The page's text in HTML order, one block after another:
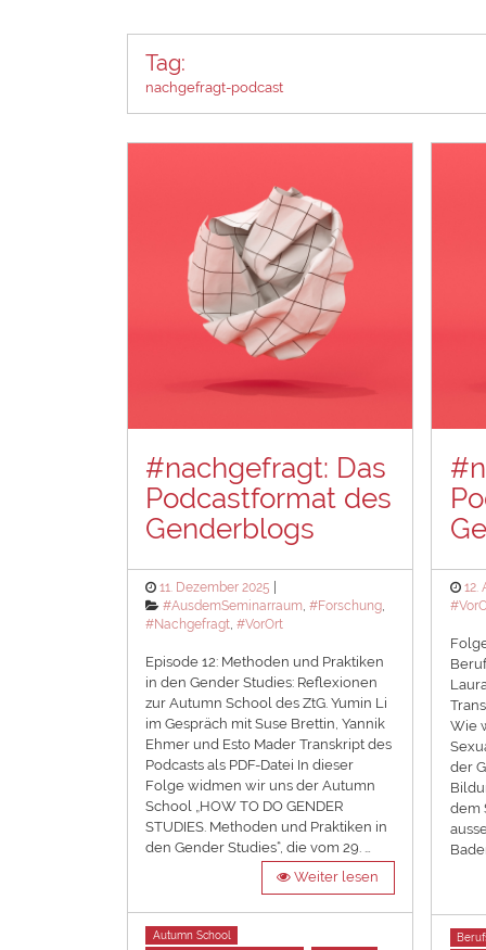
Tag:
nachgefragt-podcast
#nachgefragt: Das
Podcastformat des
Genderblogs
Posted
on
11. Dezember 2025
Categories
#AusdemSeminarraum,#Forschung,
#Nachgefragt,#VorOrt
Episode 12: Methoden und Praktiken
in den Gender Studies: Reflexionen
zur Autumn School des ZtG. Yumin Li
im Gespräch mit Suse Brettin, Yannik
Ehmer und Esto Mader Transkript des
Podcasts als PDF-Datei In dieser
Folge widmen wir uns der Autumn
School „HOW TO DO GENDER
STUDIES. Methoden und Praktiken in
den Gender Studies“, die vom 29. …
Weiter lesen
Tags
Autumn School
on
12.
Wie
der
dem
Tags